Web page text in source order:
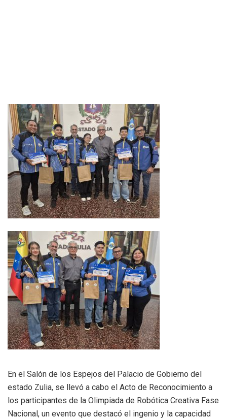
En el Salón de los Espejos del Palacio de Gobierno del
estado Zulia, se llevó a cabo el Acto de Reconocimiento a
los participantes de la Olimpiada de Robótica Creativa Fase
Nacional, un evento que destacó el ingenio y la capacidad